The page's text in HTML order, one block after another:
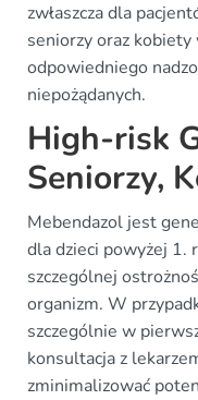
zwłaszcza dla
seniorzy oraz kobiety
odpowiedniego
niepożądanych.
High-risk
Seniorzy,
Mebendazol jest
dla dzieci powyżej 1.
szczególnej
organizm. W
szczególnie w
konsultacja z
zminimalizować